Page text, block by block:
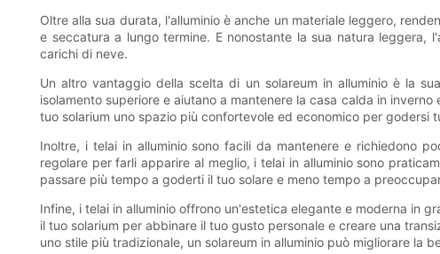
Oltre alla sua durata, l'alluminio è anche un materiale leggero,
e seccatura a lungo termine. E nonostante la sua natura
carichi di neve.
Un altro vantaggio della scelta di un solareum in alluminio è la
isolamento superiore e aiutano a mantenere la casa calda in
tuo solarium uno spazio più confortevole ed economico per godersi
Inoltre, i telai in alluminio sono facili da mantenere e richiedono
regolare per farli apparire al meglio, i telai in alluminio sono
passare più tempo a goderti il ​​tuo solare e meno tempo a
Infine, i telai in alluminio offrono un'estetica elegante e moderna in
il tuo solarium per abbinare il tuo gusto personale e creare una
uno stile più tradizionale, un solareum in alluminio può migliorare la